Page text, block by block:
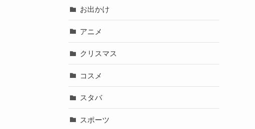
お出かけ
アニメ
クリスマス
コスメ
スタバ
スポーツ